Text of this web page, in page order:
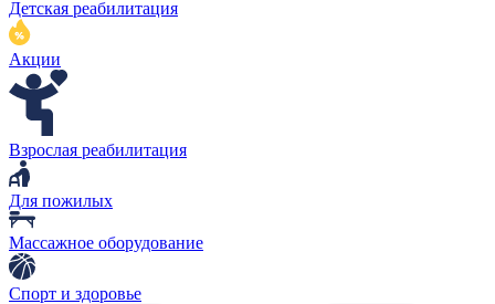
Детская реабилитация
Акции
Взрослая реабилитация
Для пожилых
Массажное оборудование
Спорт и здоровье